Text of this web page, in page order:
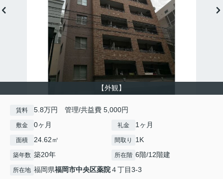
【外観】
賃料 5.8万円 管理/共益費 5,000円
敷金 0ヶ月 礼金 1ヶ月
面積 24.62㎡ 間取り 1K
築年数 築20年 所在階 6階/12階建
所在地 福岡県福岡市中央区薬院４丁目3-3